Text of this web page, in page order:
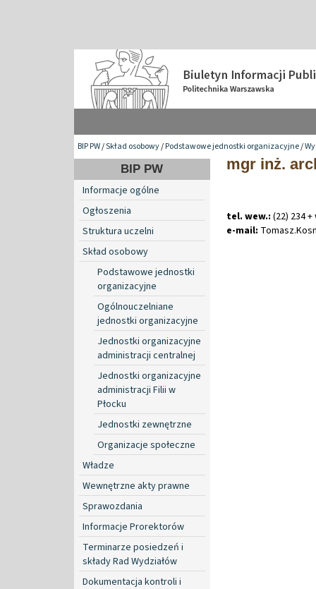
BIP PW/Skład osobowy/Podstawowe jednostki organizacyjne/
BIP PW
Informacje ogólne
Ogłoszenia
Struktura uczelni
Skład osobowy
Podstawowe jednostki
organizacyjne
Ogólnouczelniane
jednostki organizacyjne
Jednostki organizacyjne
administracji centralnej
Jednostki organizacyjne
administracji Filii w
Płocku
Jednostki zewnętrzne
Organizacje społeczne
Władze
Wewnętrzne akty prawne
Sprawozdania
Informacje Prorektorów
Terminarze posiedzeń i
składy Rad Wydziałów
Dokumentacja kontroli i
mgr inż.
tel. wew.: (22) 234
e-mail: Tomasz.